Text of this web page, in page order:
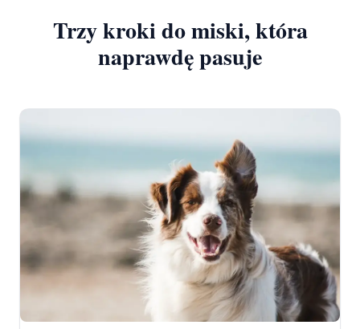
Trzy kroki do miski, która
naprawdę pasuje